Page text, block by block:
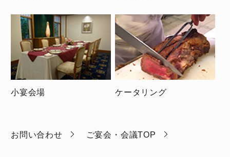
小宴会場 ケータリング
お問い合わせ ご宴会・会議TOP